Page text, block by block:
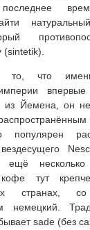
(sintetik).
то, что
впервые
из Йемена, он не
популярен
несколько
кофе тут
странах,
немецкий.
sade (без